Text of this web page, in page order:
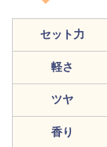
セット力
軽さ
ツヤ
香り